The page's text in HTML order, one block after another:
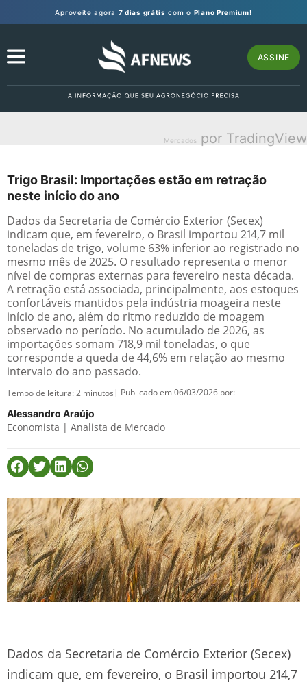
Aproveite agora 7 dias grátis com o Plano Premium!
ASSINE
Mercados por TradingView
Trigo Brasil: Importações estão em retração
neste início do ano
Dados da Secretaria de Comércio Exterior (Secex)
indicam que, em fevereiro, o Brasil importou 214,7 mil
toneladas de trigo, volume 63% inferior ao registrado no
mesmo mês de 2025. O resultado representa o menor
nível de compras externas para fevereiro nesta década.
A retração está associada, principalmente, aos estoques
confortáveis mantidos pela indústria moageira neste
início de ano, além do ritmo reduzido de moagem
observado no período. No acumulado de 2026, as
importações somam 718,9 mil toneladas, o que
corresponde a queda de 44,6% em relação ao mesmo
intervalo do ano passado.
Tempo de leitura:2 minutos | Publicado em 06/03/2026 por:
Alessandro Araújo
Economista | Analista de Mercado
Dados da Secretaria de Comércio Exterior (Secex)
indicam que, em fevereiro, o Brasil importou 214,7